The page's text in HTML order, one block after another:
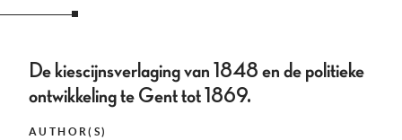
De kiescijnsverlaging van 1848 en de politieke
ontwikkeling te Gent tot 1869.
AUTHOR(S)